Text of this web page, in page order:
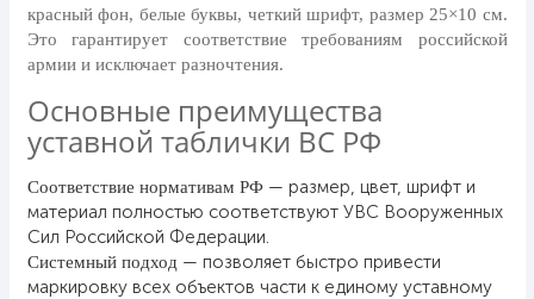
9 мая, День Победы
24 мая, День славянской
28 мая, День пограничника
1 июня, День защиты детей
8 июня, День социального работника
12 июня, День России
День медицинского работника
красный фон, белые буквы, четкий шрифт, размер 25×10 см.
Это гарантирует соответствие требованиям российской
армии и исключает разночтения.
Основные преимущества
уставной таблички ВС РФ
Соответствие нормативам РФ— размер, цвет, шрифт и
материал полностью соответствуют УВС Вооруженных
Сил Российской Федерации.
Системный подход— позволяет быстро привести
маркировку всех объектов части к единому уставному